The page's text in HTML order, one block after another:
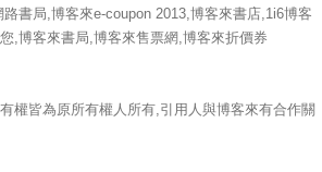
書局,博客來e-coupon 2013,博客來書店,1i6博客
,博客來書局,博客來售票網,博客來折價券
權皆為原所有權人所有,引用人與博客來有合作關